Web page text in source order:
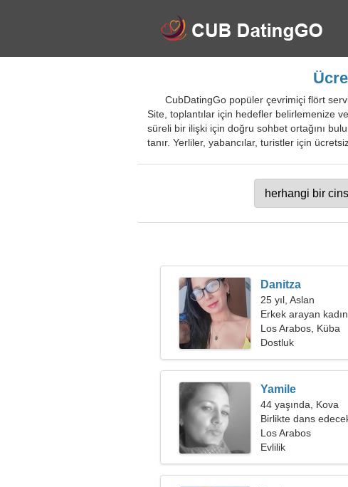
CubDatingGo popüler çevrimiçi flört
Site, toplantılar için hedefler belirlemenize
süreli bir ilişki için doğru sohbet ortağını
tanır. Yerliler, yabancılar, turistler için
Danitza
25 yıl, Aslan
Erkek arayan kadın
Los Arabos, Küba
Dostluk
Yamile
44 yaşında, Kova
Birlikte dans
ihtiyacım var
Los Arabos
Evlilik